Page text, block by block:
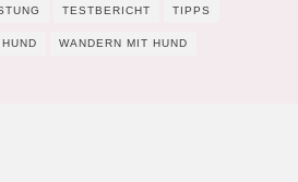
TESTBERICHT TIPPS
WANDERN MIT HUND